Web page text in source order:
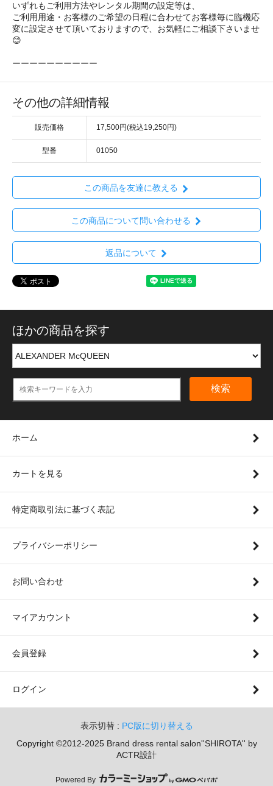
いずれもご利用方法やレンタル期間の設定等は、
ご利用用途・お客様のご希望の日程に合わせてお客様毎に臨機応
変に設定させて頂いておりますので、お気軽にご相談下さいませ
😊
ーーーーーーーーーー
その他の詳細情報
販売価格 17,500円(税込19,250円)
型番 01050
この商品を友達に教える
この商品について問い合わせる
返品について
ほかの商品を探す
検索
ホーム
カートを見る
特定商取引法に基づく表記
プライバシーポリシー
お問い合わせ
マイアカウント
会員登録
ログイン
表示切替 : PC版に切り替える
Copyright ©2012-2025 Brand dress rental salon''SHIROTA'' by
ACTR設計
Powered By